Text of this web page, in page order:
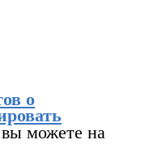
о
можете на